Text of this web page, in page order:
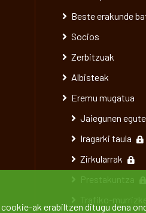
Beste erakunde
Socios
Zerbitzuak
Albisteak
Eremu mugatua
Jaiegunen
Iragarki taula
Zirkularrak
Prestakuntza
Trafiko-
ak erabiltzen ditugu dena